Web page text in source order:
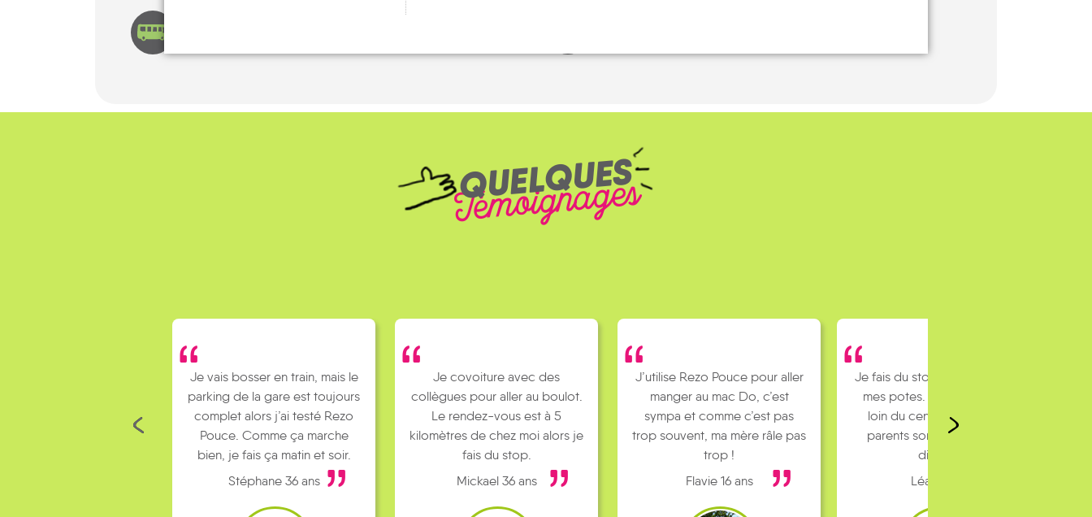
QUELQUES
Témoignages
Je vais bosser en train, mais le
parking de la gare est toujours
complet alors j’ai testé Rezo
Pouce. Comme ça marche
bien, je fais ça matin et soir.
Stéphane 36 ans
Je covoiture avec des
collègues pour aller au boulot.
Le rendez-vous est à 5
kilomètres de chez moi alors je
fais du stop.
Mickael 36 ans
J’utilise Rezo Pouce pour aller
manger au mac Do, c’est
sympa et comme c’est pas
trop souvent, ma mère râle pas
trop !
Flavie 16 ans
Je fais du stop pour rejoindre
mes potes. J’habite un peu
loin du centre ville et mes
parents sont pas toujours
dispo…
Léa 16 ans